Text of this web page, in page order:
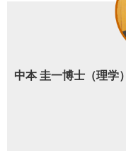
中本 圭一博士（理学）